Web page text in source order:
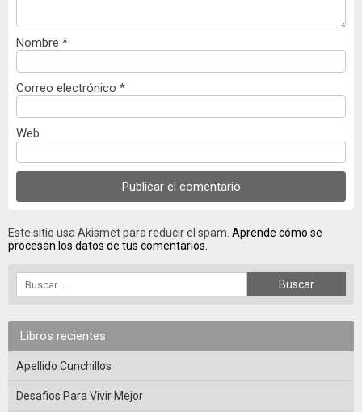
Nombre *
Correo electrónico *
Web
Este sitio usa Akismet para reducir el spam. Aprende cómo se
procesan los datos de tus comentarios.
Libros recientes
Apellido Cunchillos
Desafios Para Vivir Mejor